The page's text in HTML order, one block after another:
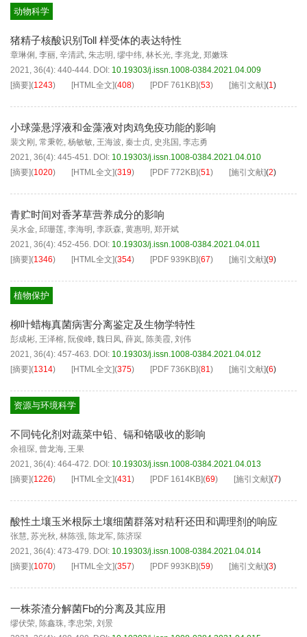
动物科学
猪精子核酸识别Toll 样受体的表达特性
章琳俐 , 李丽, 辛清武, 朱志明 , 缪中纬, 林长光, 李兆龙, 郑嫩珠
2021, 36(4): 440-444. DOI: 10.19303/j.issn.1008-0384.2021.04.009
[摘要](1243) [HTML全文](408) [PDF 761KB](53) [施引文献](1)
小球藻悬浮液和金藻液对肉鸡免疫功能的影响
裴文刚 , 常秉乾, 杨敏敏, 王海波, 秦士贞, 史兆国 , 李志勇
2021, 36(4): 445-451. DOI: 10.19303/j.issn.1008-0384.2021.04.010
[摘要](1020) [HTML全文](319) [PDF 772KB](51) [施引文献](2)
青贮时间对香茅草营养成分的影响
吴水金, 邱珊莲, 李海明 , 李跃森, 黄惠明 , 郑开斌
2021, 36(4): 452-456. DOI: 10.19303/j.issn.1008-0384.2021.04.011
[摘要](1346) [HTML全文](354) [PDF 939KB](67) [施引文献](9)
植物保护
柳叶蜡梅真菌病害分离鉴定及生物学特性
彭成彬, 王泽榕, 阮俊峰, 魏日凤, 薛岚, 陈美霞, 刘伟
2021, 36(4): 457-463. DOI: 10.19303/j.issn.1008-0384.2021.04.012
[摘要](1314) [HTML全文](375) [PDF 736KB](81) [施引文献](6)
资源与环境科学
不同钝化剂对蔬菜中铅、镉和铬吸收的影响
余祖琛, 曾龙海, 王果
2021, 36(4): 464-472. DOI: 10.19303/j.issn.1008-0384.2021.04.013
[摘要](1226) [HTML全文](431) [PDF 1614KB](69) [施引文献](7)
酸性土壤玉米根际土壤细菌群落对秸秆还田和调理剂的响应
张慧, 苏光秋, 林陈强, 陈龙军, 陈济琛
2021, 36(4): 473-479. DOI: 10.19303/j.issn.1008-0384.2021.04.014
[摘要](1070) [HTML全文](357) [PDF 993KB](59) [施引文献](3)
一株茶渣分解菌Fb的分离及其应用
缪伏荣, 陈鑫珠, 李忠荣, 刘景